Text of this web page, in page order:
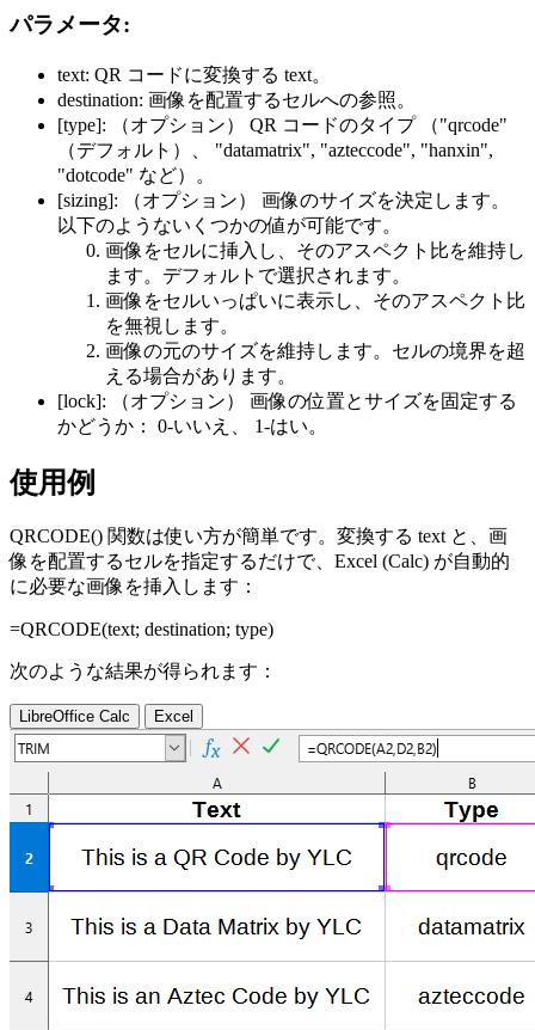
パラメータ:
text: QR コードに変換する text。
destination: 画像を配置するセルへの参照。
[type]: （オプション） QR コードのタイプ （"qrcode"
（デフォルト）、 "datamatrix", "azteccode", "hanxin",
"dotcode" など）。
[sizing]: （オプション） 画像のサイズを決定します。
以下のようないくつかの値が可能です。
画像をセルに挿入し、そのアスペクト比を維持し
ます。デフォルトで選択されます。
画像をセルいっぱいに表示し、そのアスペクト比
を無視します。
画像の元のサイズを維持します。セルの境界を超
える場合があります。
[lock]: （オプション） 画像の位置とサイズを固定する
かどうか： 0-いいえ、 1-はい。
使用例
QRCODE() 関数は使い方が簡単です。変換する text と、画
像を配置するセルを指定するだけで、Excel (Calc) が自動的
に必要な画像を挿入します：
=QRCODE(text; destination; type)
次のような結果が得られます：
LibreOffice Calc Excel